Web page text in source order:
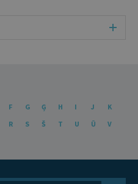
F G Ģ H I J
K
R S Š T U Ū
V